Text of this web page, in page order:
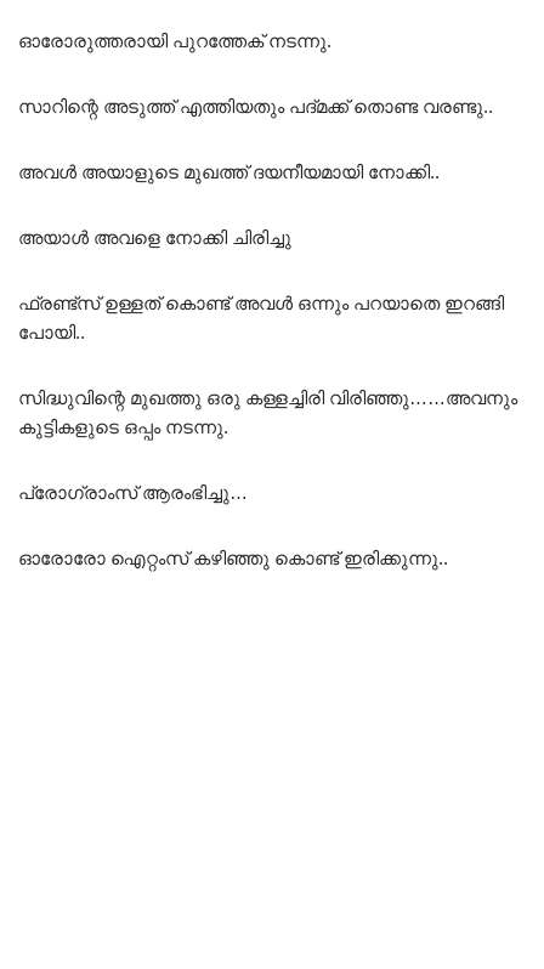
ഓരോരുത്തരായി പുറത്തേക് നടന്നു.
സാറിന്റെ അടുത്ത് എത്തിയതും പദ്മക്ക് തൊണ്ട വരണ്ടു..
അവൾ അയാളുടെ മുഖത്ത് ദയനീയമായി നോക്കി..
അയാൾ അവളെ നോക്കി ചിരിച്ചു
ഫ്രണ്ട്സ് ഉള്ളത് കൊണ്ട് അവൾ ഒന്നും പറയാതെ ഇറങ്ങി
പോയി..
സിദ്ധുവിന്റെ മുഖത്തു ഒരു കള്ളച്ചിരി വിരിഞ്ഞു……അവനും
കുട്ടികളുടെ ഒപ്പം നടന്നു.
പ്രോഗ്രാംസ് ആരംഭിച്ചു…
ഓരോരോ ഐറ്റംസ് കഴിഞ്ഞു കൊണ്ട് ഇരിക്കുന്നു..